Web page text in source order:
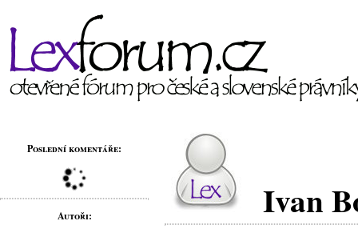
Poslední komentáře:
Autoři:
Ivan